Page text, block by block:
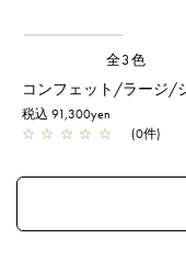
全3色
税込 91,300yen
☆ ☆ ☆ ☆ ☆ (0件)